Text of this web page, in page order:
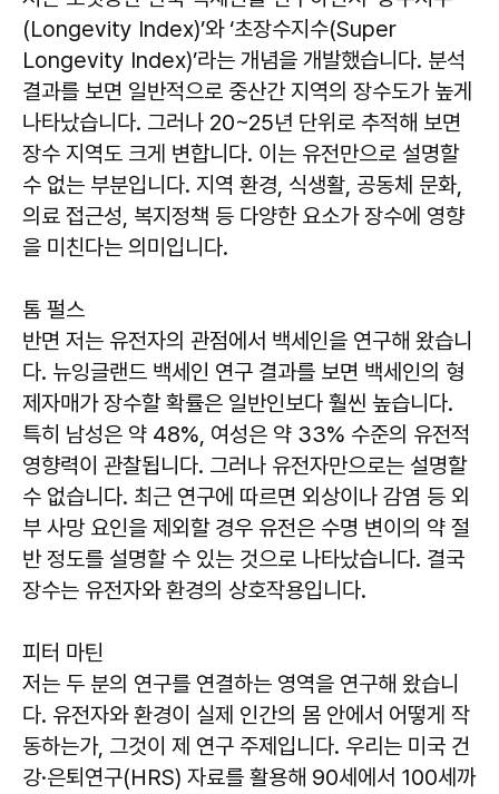
(Longevity Index)’와 ‘초장수지수(Super
Longevity Index)’라는 개념을 개발했습니다. 분석
결과를 보면 일반적으로 중산간 지역의 장수도가 높게
나타났습니다. 그러나 20~25년 단위로 추적해 보면
장수 지역도 크게 변합니다. 이는 유전만으로 설명할
수 없는 부분입니다. 지역 환경, 식생활, 공동체 문화,
의료 접근성, 복지정책 등 다양한 요소가 장수에 영향
을 미친다는 의미입니다.
톰 펄스
반면 저는 유전자의 관점에서 백세인을 연구해 왔습니
다. 뉴잉글랜드 백세인 연구 결과를 보면 백세인의 형
제자매가 장수할 확률은 일반인보다 훨씬 높습니다.
특히 남성은 약 48%, 여성은 약 33% 수준의 유전적
영향력이 관찰됩니다. 그러나 유전자만으로는 설명할
수 없습니다. 최근 연구에 따르면 외상이나 감염 등 외
부 사망 요인을 제외할 경우 유전은 수명 변이의 약 절
반 정도를 설명할 수 있는 것으로 나타났습니다. 결국
장수는 유전자와 환경의 상호작용입니다.
피터 마틴
저는 두 분의 연구를 연결하는 영역을 연구해 왔습니
다. 유전자와 환경이 실제 인간의 몸 안에서 어떻게 작
동하는가, 그것이 제 연구 주제입니다. 우리는 미국 건
강·은퇴연구(HRS) 자료를 활용해 90세에서 100세까